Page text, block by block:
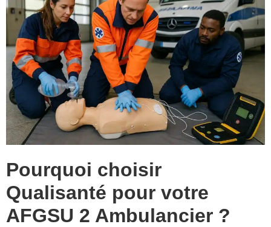
Pourquoi choisir
Qualisanté pour votre
AFGSU 2 Ambulancier ?